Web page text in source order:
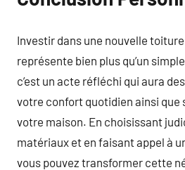
Investir dans une nouvelle
représente bien plus qu’un
c’est un acte réfléchi qui aura
votre confort quotidien ainsi que
votre maison. En choisissant
matériaux et en faisant appel à
vous pouvez transformer cette